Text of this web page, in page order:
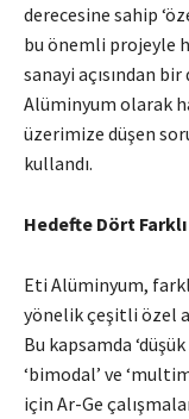
derecesine sahip
bu önemli projeyle
sanayi açısından
Alüminyum olarak
üzerimize düşen
kullandı.
Hedefte Dört
Eti Alüminyum,
yönelik çeşitli özel
Bu kapsamda
‘bimodal’ ve
için Ar-Ge